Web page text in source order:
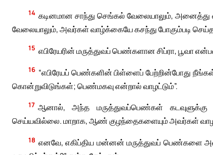
14 கடினமான சாந்து செங்கல் வேலையாலும், அனைத்து
வேலையாலும், அவர்கள் வாழ்க்கையே கசந்து போகும்படி
15 எபிரேயரின் மருத்துவப் பெண்களான சிப்ரா, பூவா
16 “எபிரேயப் பெண்களின் பிள்ளைப் பேற்றின்போது
கொன்றுவிடுங்கள்; பெண்மகவு என்றால் வாழட்டும்”.
17 ஆனால், அந்த மருத்துவப்பெண்கள் கடவுளுக்கு
செய்யவில்லை. மாறாக, ஆண் குழந்தைகளையும் அவர்கள்
18 எனவே, எகிப்திய மன்னன் மருத்துவப் பெண்களை